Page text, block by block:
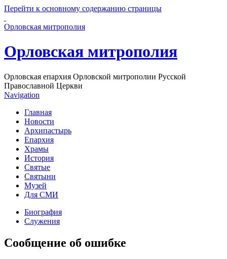
Перейти к основному содержанию страницы
Орловская митрополия
Орловская митрополия
Орловская епархия Орловской митрополии Русской
Православной Церкви
Navigation
Главная
Новости
Архипастырь
Епархия
Храмы
История
Святые
Святыни
Музей
Для СМИ
Биография
Служения
Сообщение об ошибке